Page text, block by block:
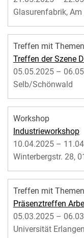
Glasurenfabrik,
Treffen mit
Treffen der Szene
05.05.2025 –
Selb/Schönwald
Workshop
Industrieworkshop
10.04.2025 –
Winterbergstr. 28,
Treffen mit
Präsenztreffen
05.03.2025 –
Universität